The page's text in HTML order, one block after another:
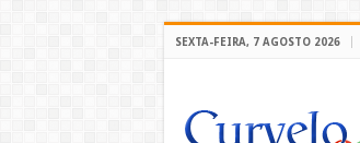
SEXTA-FEIRA, 7 AGOSTO 2026